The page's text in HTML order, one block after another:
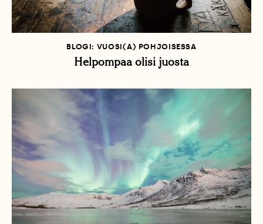
BLOGI: VUOSI(A) POHJOISESSA
Helpompaa olisi juosta